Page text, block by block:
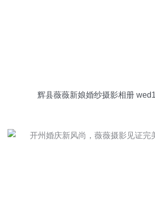
辉县薇薇新娘婚纱摄影相册